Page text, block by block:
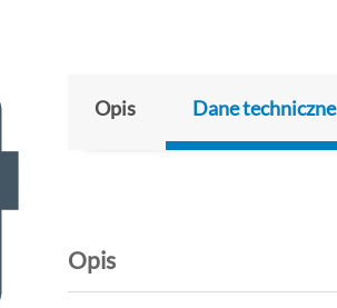
Opis Dane techniczne
Opis